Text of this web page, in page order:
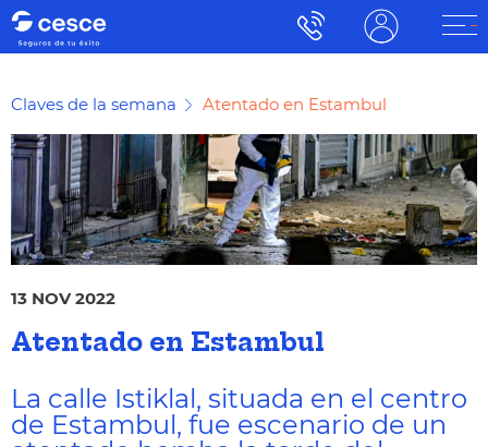
Claves de la semana Atentado en Estambul
13 NOV 2022
Atentado en Estambul
La calle Istiklal, situada en el centro
de Estambul, fue escenario de un